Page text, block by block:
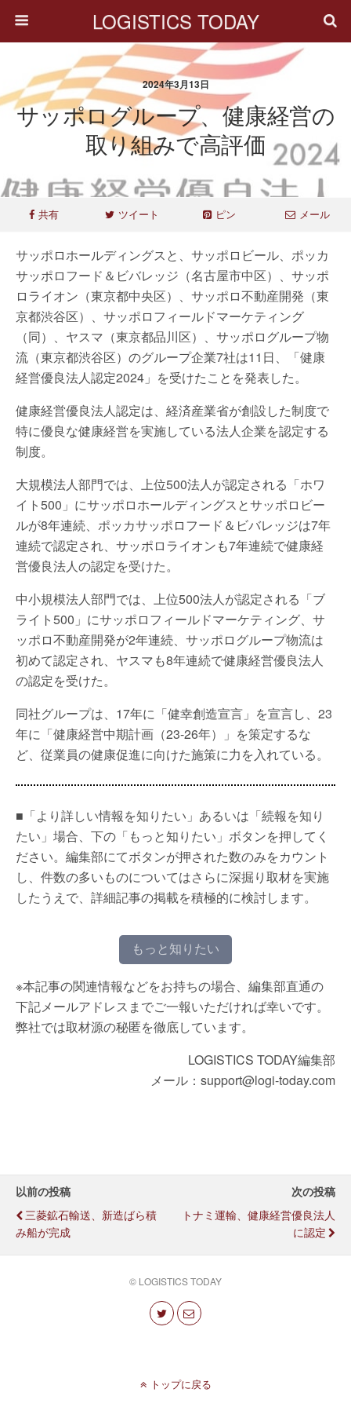
LOGISTICS TODAY
2024年3月13日
サッポログループ、健康経営の
取り組みで高評価
共有 ツイート ピン メール
サッポロホールディングスと、サッポロビール、ポッカ
サッポロフード＆ビバレッジ（名古屋市中区）、サッポ
ロライオン（東京都中央区）、サッポロ不動産開発（東
京都渋谷区）、サッポロフィールドマーケティング
（同）、ヤスマ（東京都品川区）、サッポログループ物
流（東京都渋谷区）のグループ企業7社は11日、「健康
経営優良法人認定2024」を受けたことを発表した。
健康経営優良法人認定は、経済産業省が創設した制度で
特に優良な健康経営を実施している法人企業を認定する
制度。
大規模法人部門では、上位500法人が認定される「ホワ
イト500」にサッポロホールディングスとサッポロビー
ルが8年連続、ポッカサッポロフード＆ビバレッジは7年
連続で認定され、サッポロライオンも7年連続で健康経
営優良法人の認定を受けた。
中小規模法人部門では、上位500法人が認定される「ブ
ライト500」にサッポロフィールドマーケティング、サ
ッポロ不動産開発が2年連続、サッポログループ物流は
初めて認定され、ヤスマも8年連続で健康経営優良法人
の認定を受けた。
同社グループは、17年に「健幸創造宣言」を宣言し、23
年に「健康経営中期計画（23-26年）」を策定するな
ど、従業員の健康促進に向けた施策に力を入れている。
■「より詳しい情報を知りたい」あるいは「続報を知り
たい」場合、下の「もっと知りたい」ボタンを押してく
ださい。編集部にてボタンが押された数のみをカウント
し、件数の多いものについてはさらに深掘り取材を実施
したうえで、詳細記事の掲載を積極的に検討します。
もっと知りたい
※本記事の関連情報などをお持ちの場合、編集部直通の
下記メールアドレスまでご一報いただければ幸いです。
弊社では取材源の秘匿を徹底しています。
LOGISTICS TODAY編集部
メール：support@logi-today.com
以前の投稿
三菱鉱石輸送、新造ばら積
み船が完成
次の投稿
トナミ運輸、健康経営優良法人
に認定
© LOGISTICS TODAY
トップに戻る